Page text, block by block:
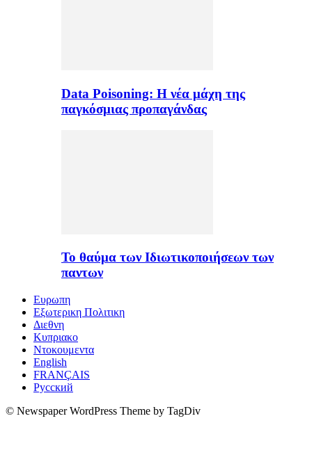
Data Poisoning: Η νέα μάχη της
παγκόσμιας προπαγάνδας
Το θαύμα των Ιδιωτικοποιήσεων των
παντων
Ευρωπη
Εξωτερικη Πολιτικη
Διεθνη
Κυπριακο
Ντοκουμεντα
English
FRANÇAIS
Русский
© Newspaper WordPress Theme by TagDiv